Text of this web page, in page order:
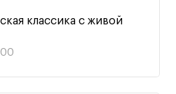
классика с живой